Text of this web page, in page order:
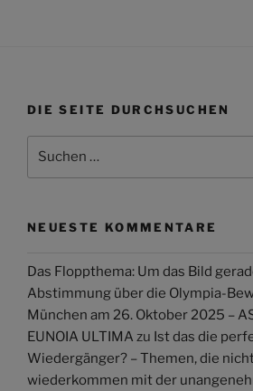
DIE SEITE DURCHSUCHEN
NEUESTE KOMMENTARE
Das Floppthema: Um das Bild
Abstimmung über die Olympia-
München am 26. Oktober 2025 –
EUNOIA ULTIMA zu Ist das die
Wiedergänger? – Themen, die
wiederkommen mit der